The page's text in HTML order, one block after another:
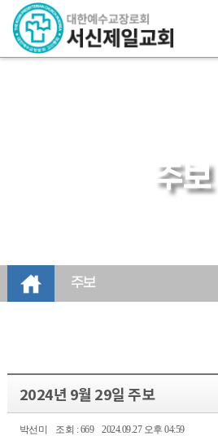
주보
주보
2024년 9월 29일 주보
박선미 조회 : 669 2024.09.27 오후 04:59